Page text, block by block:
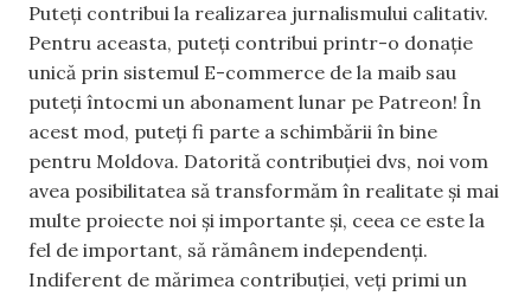
Puteți contribui la realizarea jurnalismului calitativ.
Pentru aceasta, puteți contribui printr-o donație
unică prin sistemul E-commerce de la maib sau
puteți întocmi un abonament lunar pe Patreon! În
acest mod, puteți fi parte a schimbării în bine
pentru Moldova. Datorită contribuției dvs, noi vom
avea posibilitatea să transformăm în realitate și mai
multe proiecte noi și importante și, ceea ce este la
fel de important, să rămânem independenți.
Indiferent de mărimea contribuției, veți primi un